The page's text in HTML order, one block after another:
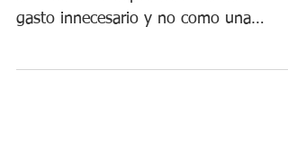
En muchas organizaciones hay quienes
gasto innecesario y no como una